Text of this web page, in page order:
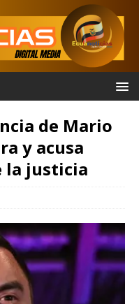
de Mario
y acusa
la justicia